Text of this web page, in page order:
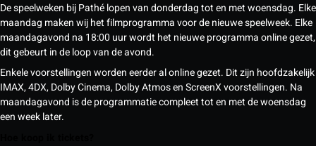
De speelweken bij Pathé lopen van donderdag tot en met woensdag. Elke
maandag maken wij het filmprogramma voor de nieuwe speelweek. Elke
maandagavond na 18:00 uur wordt het nieuwe programma online gezet,
dit gebeurt in de loop van de avond.
Enkele voorstellingen worden eerder al online gezet. Dit zijn hoofdzakelijk
IMAX, 4DX, Dolby Cinema, Dolby Atmos en ScreenX voorstellingen. Na
maandagavond is de programmatie compleet tot en met de woensdag
een week later.